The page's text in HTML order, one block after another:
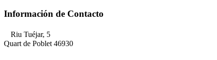
Información de Contacto
Riu Tuéjar, 5
Quart de Poblet 46930